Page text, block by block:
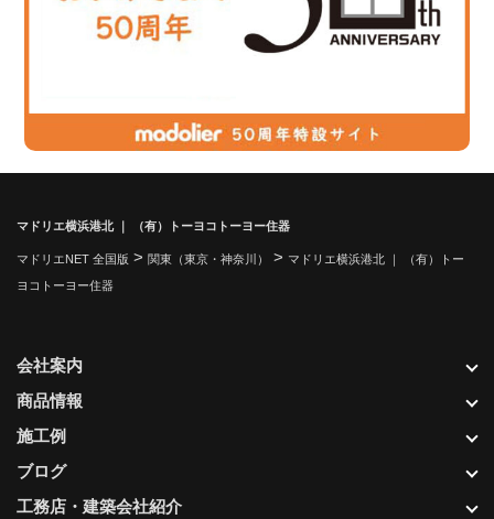
マドリエ横浜港北 ｜ （有）トーヨコトーヨー住器
マドリエNET 全国版 > 関東（東京・神奈川） > マドリエ横浜港北 ｜ （有）トー
ヨコトーヨー住器
会社案内
商品情報
施工例
ブログ
工務店・建築会社紹介